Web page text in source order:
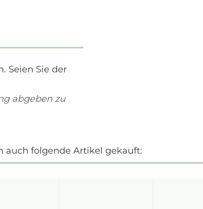
Seien Sie der
abgeben zu
auch folgende Artikel gekauft: